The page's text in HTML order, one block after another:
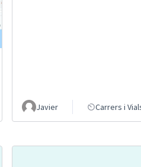
Javier Carrers i